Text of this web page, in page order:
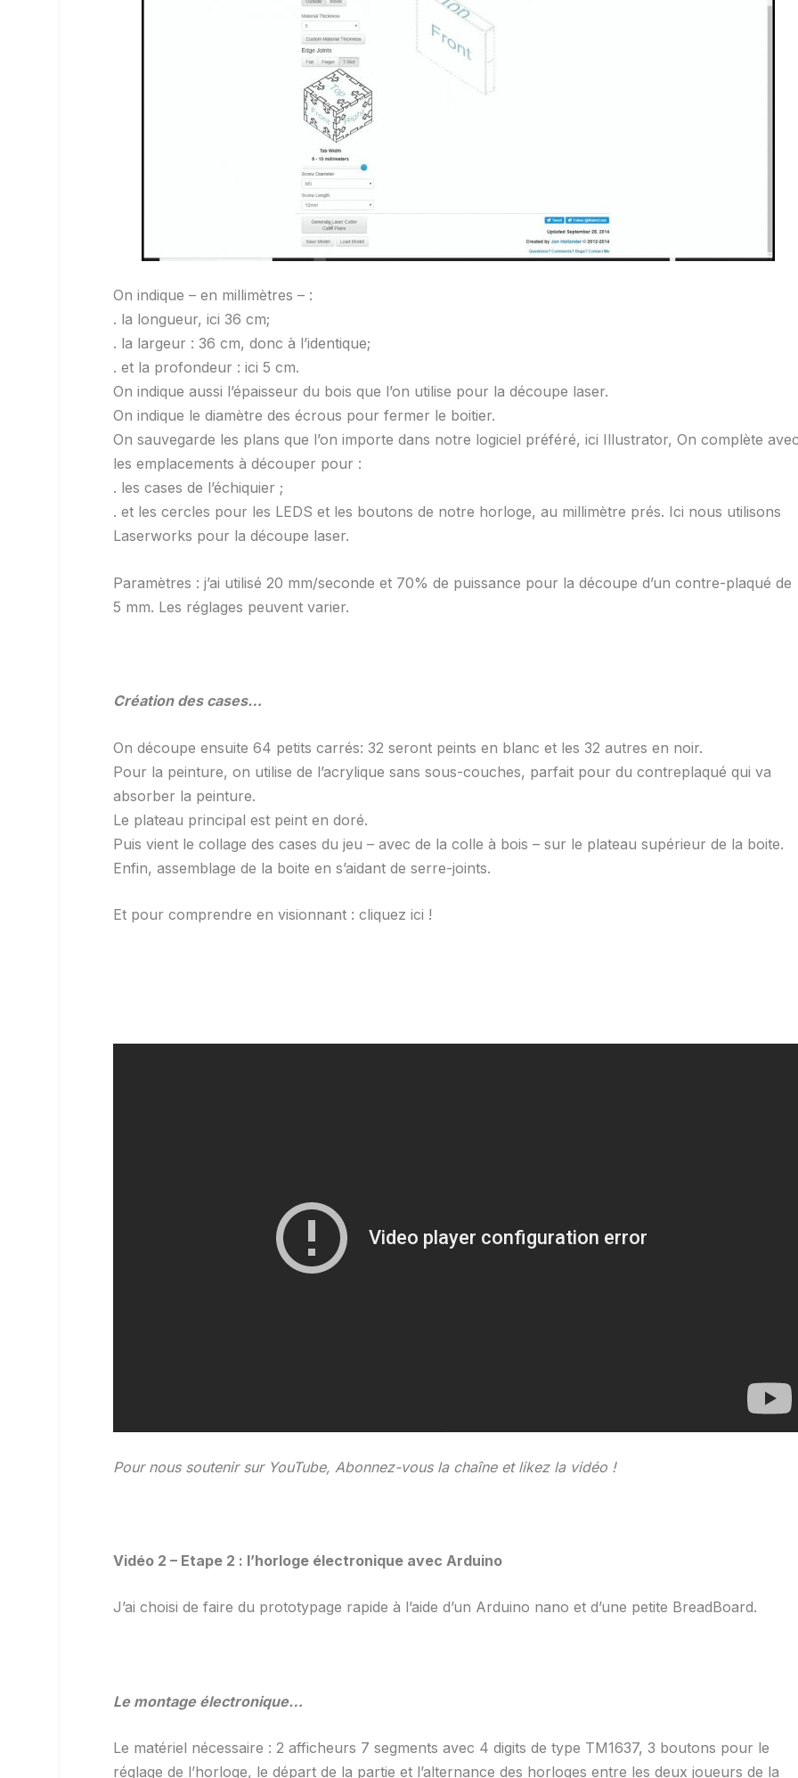
On indique – en millimètres – :
. la longueur, ici 36 cm;
. la largeur : 36 cm, donc à l’identique;
. et la profondeur : ici 5 cm.
On indique aussi l’épaisseur du bois que l’on utilise pour la découpe laser.
On indique le diamètre des écrous pour fermer le boitier.
On sauvegarde les plans que l’on importe dans notre logiciel préféré, ici Illustrator, On complète
les emplacements à découper pour :
. les cases de l’échiquier ;
. et les cercles pour les LEDS et les boutons de notre horloge, au millimètre prés. Ici nous utilisons
Laserworks pour la découpe laser.
Paramètres : j’ai utilisé 20 mm/seconde et 70% de puissance pour la découpe d’un contre-plaqué de
5 mm. Les réglages peuvent varier.
Création des cases…
On découpe ensuite 64 petits carrés: 32 seront peints en blanc et les 32 autres en noir.
Pour la peinture, on utilise de l’acrylique sans sous-couches, parfait pour du contreplaqué qui va
absorber la peinture.
Le plateau principal est peint en doré.
Puis vient le collage des cases du jeu – avec de la colle à bois – sur le plateau supérieur de la boite.
Enfin, assemblage de la boite en s’aidant de serre-joints.
Et pour comprendre en visionnant : cliquez ici !
Pour nous soutenir sur YouTube, Abonnez-vous la chaîne et likez la vidéo !
Vidéo 2 – Etape 2 : l’horloge électronique avec Arduino
J’ai choisi de faire du prototypage rapide à l’aide d’un Arduino nano et d’une petite BreadBoard.
Le montage électronique…
Le matériel nécessaire : 2 afficheurs 7 segments avec 4 digits de type TM1637, 3 boutons pour le
réglage de l’horloge, le départ de la partie et l’alternance des horloges entre les deux joueurs de la